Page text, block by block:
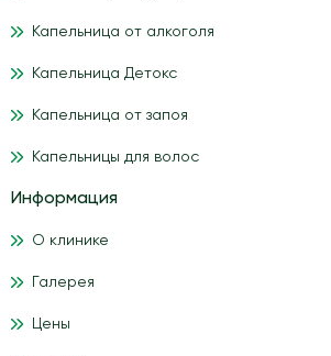
Капельница от алкоголя
Капельница Детокс
Капельница от запоя
Капельницы для волос
Информация
О клинике
Галерея
Цены